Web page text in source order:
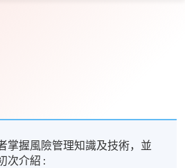
掌握風險管理知識及技術，並
次介紹 :